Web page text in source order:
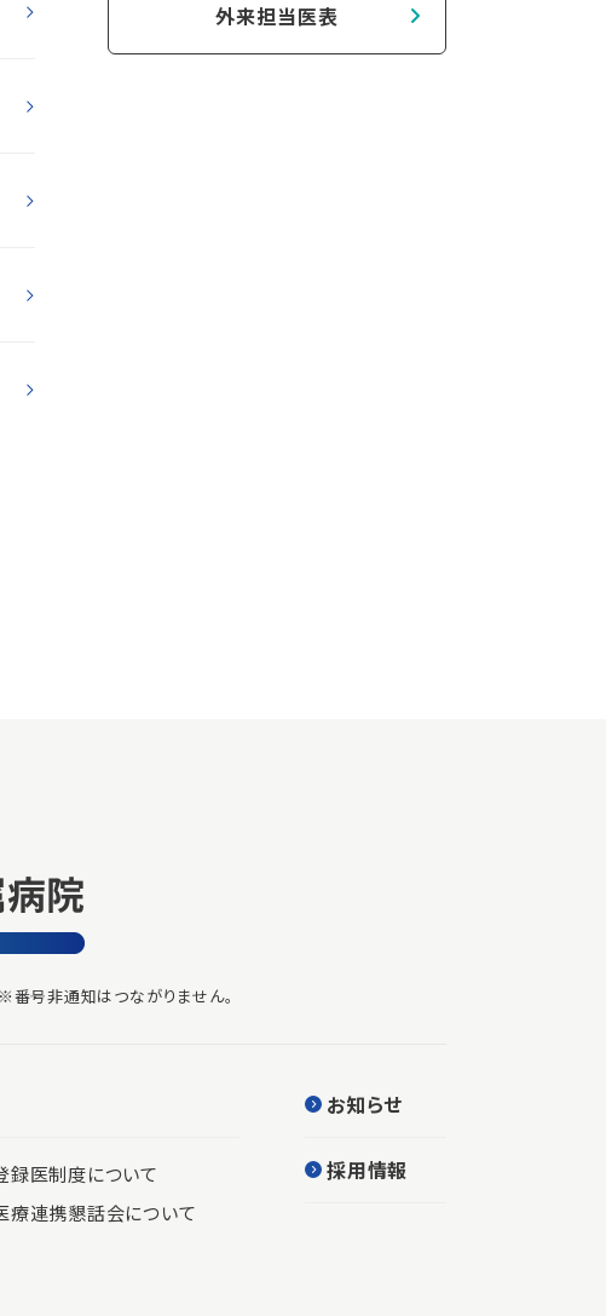
外来担当医表
※番号非通知はつながりません。
録医制度について
療連携懇話会について
お知らせ
採用情報